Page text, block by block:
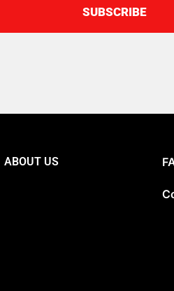
SUBSCRIBE
ABOUT US